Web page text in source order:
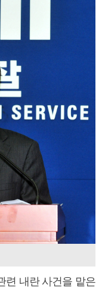
련 내란 사건을 맡은